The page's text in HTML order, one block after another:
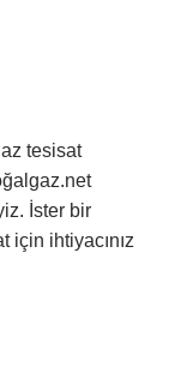
tesisat
İster bir
için ihtiyacınız